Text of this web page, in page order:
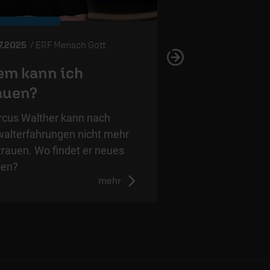
/ ERF Mensch Gott
kann ich
Walther kann nach
nicht mehr
Wo findet er neues
mehr